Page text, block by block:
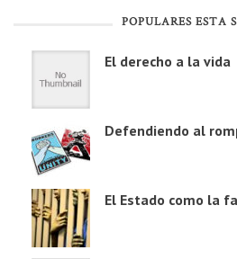
POPULARES ESTA
El derecho a la vida
Defendiendo al
El Estado como la